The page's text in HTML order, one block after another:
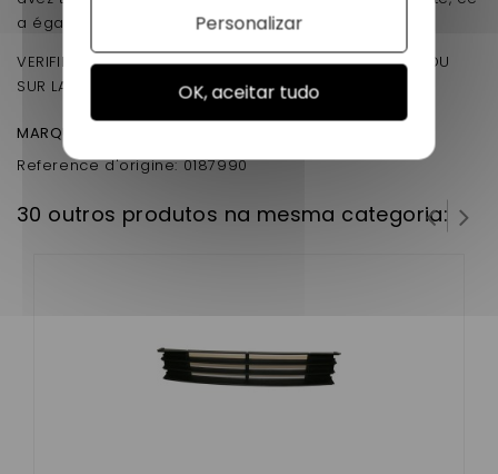
a également l'avantage d' être a un tarif discount!
VERIFIER BIEN AVEC VOTRE NUMERO DE SERIE CI-DESSOU
SUR LA CARTE GRISE ET LA PHOTO
MARQUE Ligier : Ligier Dué - VJRJS42FDD
Reference d'origine: 0187990
30 outros produtos na mesma categoria:
OK, aceitar tudo
Personalizar